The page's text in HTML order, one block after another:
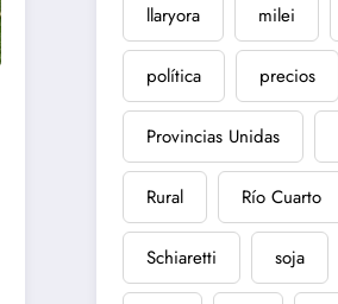
llaryora milei
política precios
Provincias Unidas
Rural Río Cuarto
Schiaretti soja